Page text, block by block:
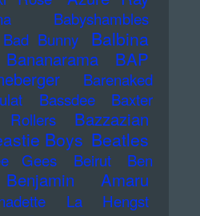
Babyshambles
Bad Bunny Balbina
Bananarama
BAP
Barenaked
Bassdee
Baxter
Bazzazian
Boys Beatles
Gees Beirut
Ben
Benjamin Amaru
La Hengst